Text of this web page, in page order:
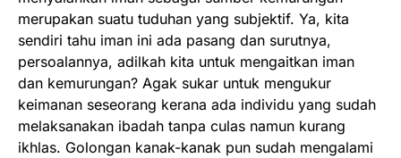
merupakan suatu tuduhan yang subjektif. Ya, kita
sendiri tahu iman ini ada pasang dan surutnya,
persoalannya, adilkah kita untuk mengaitkan iman
dan kemurungan? Agak sukar untuk mengukur
keimanan seseorang kerana ada individu yang sudah
melaksanakan ibadah tanpa culas namun kurang
ikhlas. Golongan kanak-kanak pun sudah mengalami